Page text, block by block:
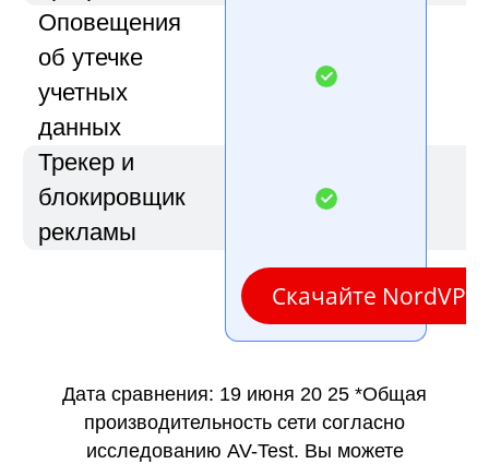
Оповещения
об утечке
учетных
данных
Трекер и
блокировщик
рекламы
Скачайте NordVPN
Дата сравнения: 19 июня 20 25 *Общая
производительность сети согласно
исследованию AV-Test. Вы можете